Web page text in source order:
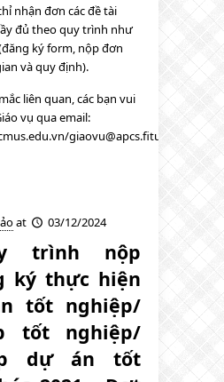
nhận đơn các đề tài
đủ theo quy trình như
ký form, nộp đơn
và quy định).
liên quan, các bạn vui
vụ qua email:
giaovu@apcs.fitus.edu.vn/
at 03/12/2024
trình nộp
ký thực hiện
tốt nghiệp/
tốt nghiệp/
dự án tốt